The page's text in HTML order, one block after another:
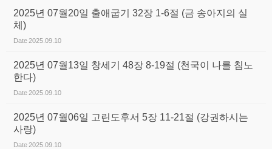
2025년 07월20일 출애굽기 32장 1-6절 (금 송아지의 실
체)
Date2025.09.10
2025년 07월13일 창세기 48장 8-19절 (천국이 나를 침노
한다)
Date2025.09.10
2025년 07월06일 고린도후서 5장 11-21절 (강권하시는
사랑)
Date2025.09.10